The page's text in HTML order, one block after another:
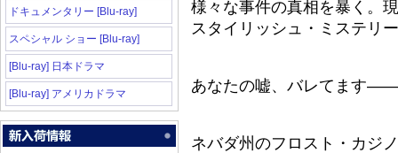
ドキュメンタリー [Blu-ray]
スペシャル ショー [Blu-ray]
[Blu-ray] 日本ドラマ
[Blu-ray] アメリカドラマ
様々な事件の真相を暴く。
スタイリッシュ・ミステリ
あなたの嘘、バレてます――
ネバダ州のフロスト・カジ